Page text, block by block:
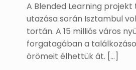
A Blended Learning
utazása során Isztambul
tortán. A 15 milliós város
forgatagában a
örömeit élhettük át. […]